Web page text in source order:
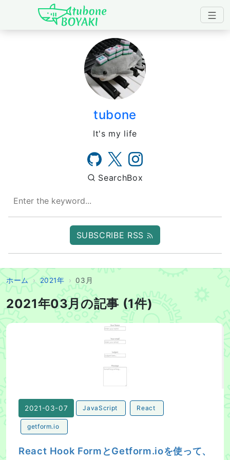
Japanese IT Developer's
tubone
It's my life
SearchBox
SUBSCRIBE RSS
ホーム 2021年 03月
2021年03月の記事 (1件)
React Hook FormとGetform.ioを使って、お問い合わせ
2021-03-07 JavaScript React
getform.io
React Hook FormとGetform.ioを使って、